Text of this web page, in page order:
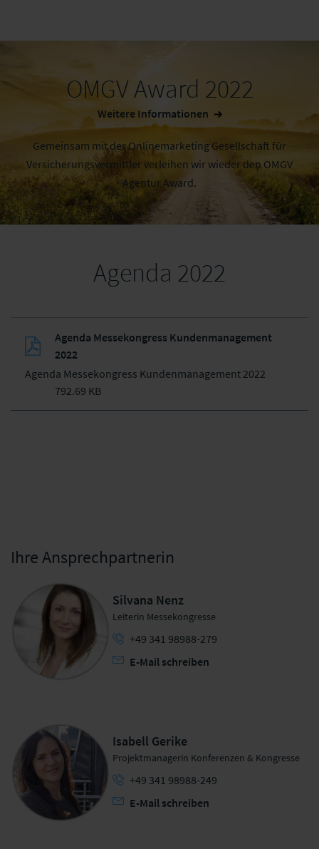
OMGV Award 2022
Weitere Informationen
Gemeinsam mit der Onlinemarketing Gesellschaft für
Versicherungsvermittler verleihen wir wieder den OMGV
Agentur Award.
Agenda 2022
Agenda Messekongress Kundenmanagement
2022
Agenda Messekongress Kundenmanagement 2022
792.69 KB
Ihre Ansprechpartnerin
Silvana Nenz
Leiterin Messekongresse
+49 341 98988-279
E-Mail schreiben
Isabell Gerike
Projektmanagerin Konferenzen & Kongresse
+49 341 98988-249
E-Mail schreiben